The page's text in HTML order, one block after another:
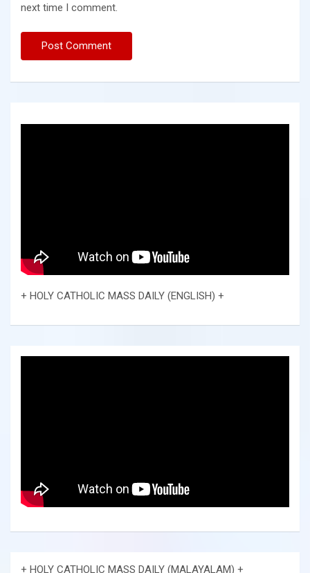
next time I comment.
+ HOLY CATHOLIC MASS DAILY (ENGLISH) +
+ HOLY CATHOLIC MASS DAILY (MALAYALAM) +